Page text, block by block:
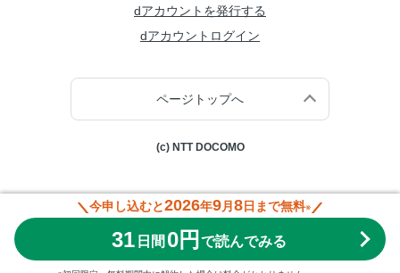
dアカウントを発行する
dアカウントログイン
ページトップへ
(c) NTT DOCOMO
今申し込むと2026年9月 8日まで無料※
31 日間 0円 で読んでみる